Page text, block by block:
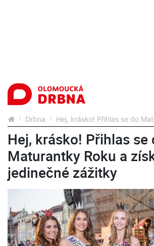
Drbna Hej, krásko! Přihlas se do
Hej, krásko! Přihlas se
Maturantky Roku a
jedinečné zážitky